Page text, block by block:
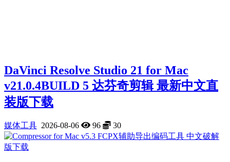
DaVinci Resolve Studio 21 for Mac
v21.0.4BUILD 5 达芬奇剪辑 最新中文直
装版下载
媒体工具 2026-08-06 96 30